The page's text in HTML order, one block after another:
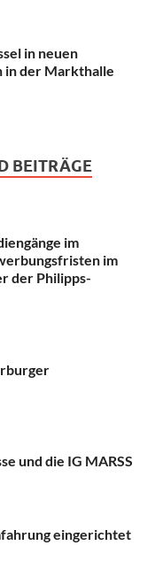
in neuen
in der Markthalle
BEITRÄGE
im
im
der Philipps-
und die IG MARSS
eingerichtet